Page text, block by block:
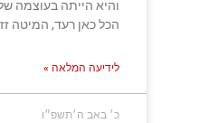
הכל כאן רעד, המיטה
לידיעה המלאה »
כ׳ באב ה׳תשפ״ו